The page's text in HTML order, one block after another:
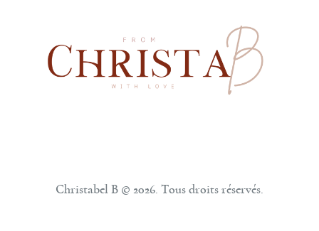
Christabel B © 2026. Tous droits réservés.